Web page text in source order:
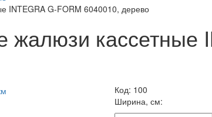
INTEGRA G-FORM 6040010, дерево
жалюзи
Код: 100
Ширина, см: